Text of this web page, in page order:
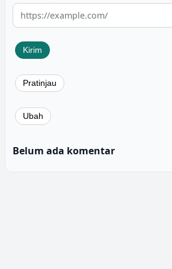
Belum ada komentar